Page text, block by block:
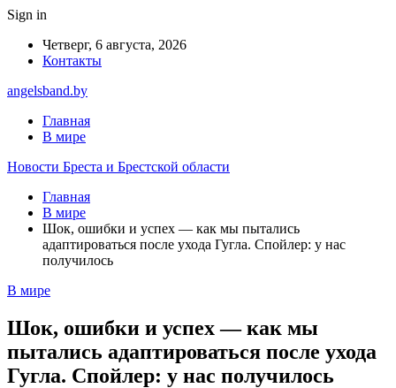
Sign in
Четверг, 6 августа, 2026
Контакты
angelsband.by
Главная
В мире
Новости Бреста и Брестской области
Главная
В мире
Шок, ошибки и успех — как мы пытались
адаптироваться после ухода Гугла. Спойлер: у нас
получилось
В мире
Шок, ошибки и успех — как мы
пытались адаптироваться после ухода
Гугла. Спойлер: у нас получилось